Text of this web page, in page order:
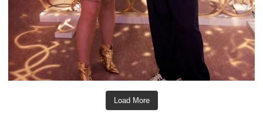
Load More